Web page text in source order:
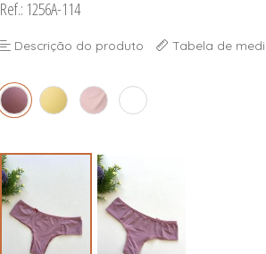
Ref.: 1256A-114
Descrição do produto Tabela de